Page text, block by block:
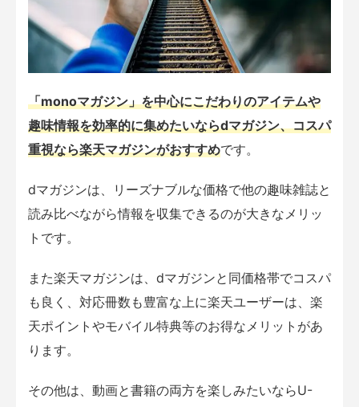
「monoマガジン」を中心にこだわりのアイテムや
趣味情報を効率的に集めたいならdマガジン、コスパ
重視なら楽天マガジンがおすすめです。
dマガジンは、リーズナブルな価格で他の趣味雑誌と
読み比べながら情報を収集できるのが大きなメリッ
トです。
また楽天マガジンは、dマガジンと同価格帯でコスパ
も良く、対応冊数も豊富な上に楽天ユーザーは、楽
天ポイントやモバイル特典等のお得なメリットがあ
ります。
その他は、動画と書籍の両方を楽しみたいならU-